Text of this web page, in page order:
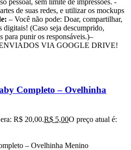
de suas redes, e utilizar os mockups
– Você não pode: Doar, compartilhar,
digitais! (Caso seja descumprido,
para punir os responsáveis.)–
VIA GOOGLE DRIVE!
Completo – Ovelhinha
R$ 20,00.R$ 5,00O preço atual é:
– Ovelhinha Menino